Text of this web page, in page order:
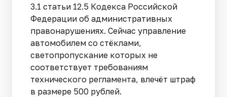
3.1 статьи 12.5 Кодекса Российской
Федерации об административных
правонарушениях. Сейчас управление
автомобилем со стёклами,
светопропускание которых не
соответствует требованиям
технического регламента, влечёт штраф
в размере 500 рублей.